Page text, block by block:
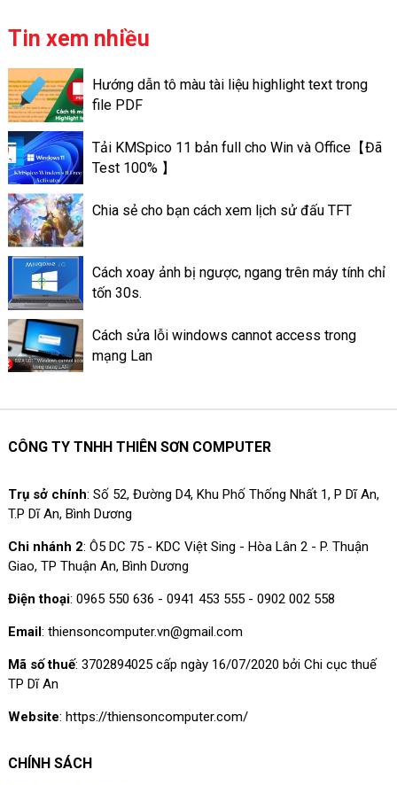
động lưu trữ ngay cả ở trên
với ứng dụng Story Facebook
là chỉ có lưu giữ trong thời
gian nhất định nào đó. Chỉ là
trong vòng 24h. Các tin nổi bật
ấn tượng trên Facebook lại có
thể lưu trữ lâu dài, đến lúc bạn
xóa đi. Cách làm Thao tác tạo
tin nổi bật trên ứng dụng
Facebook là làm như thế nào?
Tin xem nhiều
Hướng dẫn tô màu tài liệu highlight text trong
file PDF
Tải KMSpico 11 bản full cho Win và Office【Đã
Test 100% 】
Chia sẻ cho bạn cách xem lịch sử đấu TFT
Cách xoay ảnh bị ngược, ngang trên máy tính chỉ
tốn 30s.
Cách sửa lỗi windows cannot access trong
mạng Lan
CÔNG TY TNHH THIÊN SƠN COMPUTER
Trụ sở chính: Số 52, Đường D4, Khu Phố Thống Nhất 1, P Dĩ An,
T.P Dĩ An, Bình Dương
Chi nhánh 2: Ô5 DC 75 - KDC Việt Sing - Hòa Lân 2 - P. Thuận
Giao, TP Thuận An, Bình Dương
Điện thoại: 0965 550 636 - 0941 453 555 - 0902 002 558
Email: thiensoncomputer.vn@gmail.com
Mã số thuế: 3702894025 cấp ngày 16/07/2020 bởi Chi cục thuế
TP Dĩ An
Website: https://thiensoncomputer.com/
CHÍNH SÁCH